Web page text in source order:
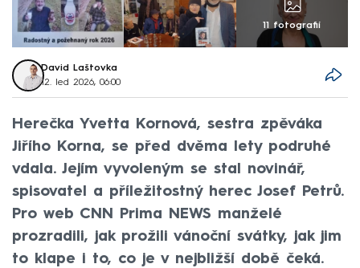
11 fotografií
David Laštovka
12. led 2026, 06:00
Herečka Yvetta Kornová, sestra zpěváka
Jiřího Korna, se před dvěma lety podruhé
vdala. Jejím vyvoleným se stal novinář,
spisovatel a příležitostný herec Josef Petrů.
Pro web CNN Prima NEWS manželé
prozradili, jak prožili vánoční svátky, jak jim
to klape i to, co je v nejbližší době čeká.